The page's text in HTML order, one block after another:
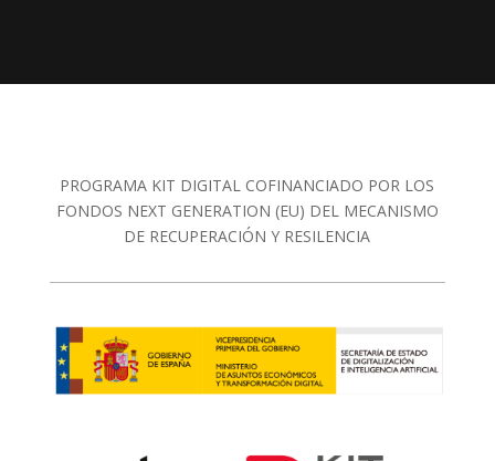
PROGRAMA KIT DIGITAL COFINANCIADO POR LOS
FONDOS NEXT GENERATION (EU) DEL MECANISMO
DE RECUPERACIÓN Y RESILENCIA